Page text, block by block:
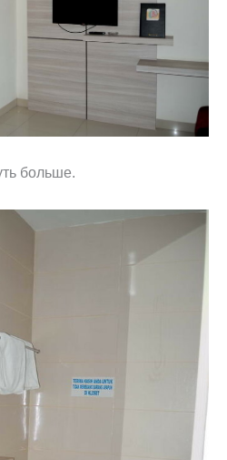
больше.